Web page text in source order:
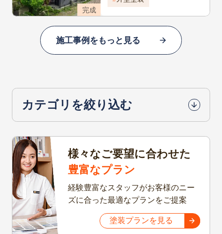
完成
施工事例をもっと見る
カテゴリを絞り込む
様々なご要望に合わせた
豊富なプラン
経験豊富なスタッフがお客様のニー
ズに合った最適なプランをご提案
塗装プランを見る